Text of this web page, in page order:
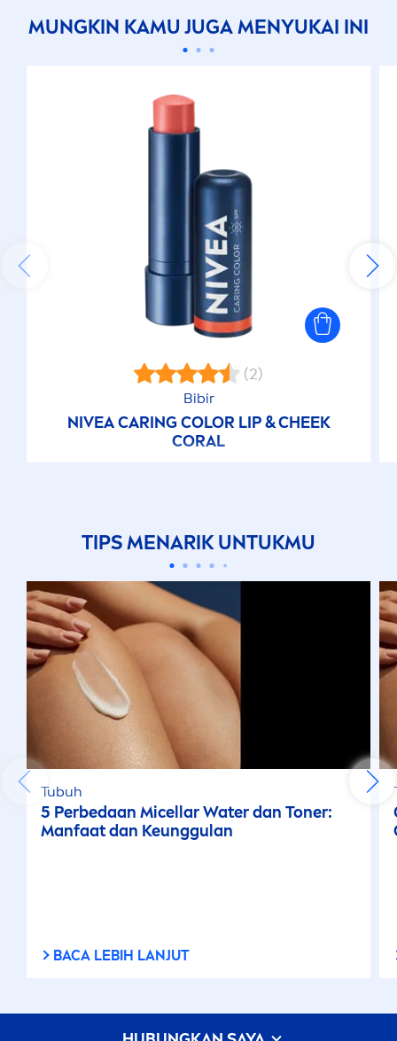
MUNGKIN KAMU JUGAMENYUKAI INI
(2)
Bibir
NIVEACARINGCOLOR LIP& CHEEK
CORAL
TIPSMENARIK UNTUKMU
Tubuh
5 Perbedaan Micellar Water dan Toner:
Manfaat dan Keunggulan
BACA LEBIH LANJUT